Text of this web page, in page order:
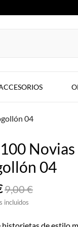
04
04
9,00 €
incluidos